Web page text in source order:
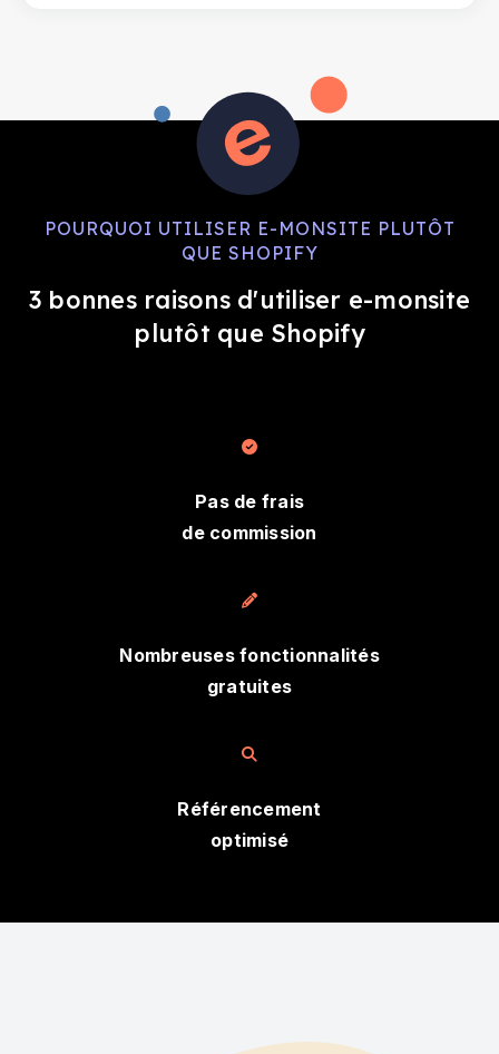
POURQUOI UTILISER E-MONSITE PLUTÔT
QUE SHOPIFY
3 bonnes raisons d'utiliser e-monsite
plutôt que Shopify
Pas de frais
de commission
Nombreuses fonctionnalités
gratuites
Référencement
optimisé